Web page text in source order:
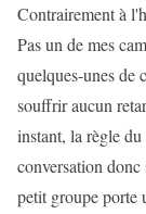
Contrairement à
Pas un de mes
quelques-unes de
souffrir aucun
instant, la règle
conversation
petit groupe porte